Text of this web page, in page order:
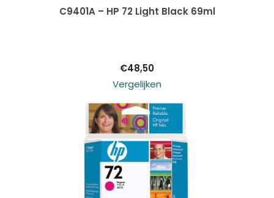
Toevoegen aan
C9401A – HP 72 Light Black 69ml
€48,50
Vergelijken